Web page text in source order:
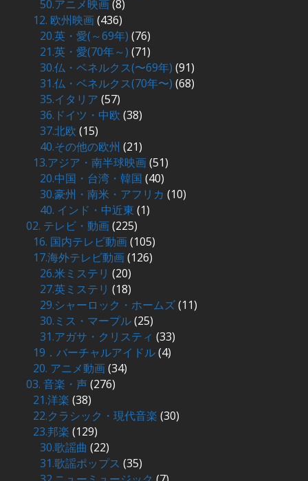
50.アニメ映画(8)
12. 欧州映画(436)
20.英・愛(～69年) (76)
21.英・愛(70年～) (71)
30.仏・ベネルクス(〜69年) (91)
31.仏・ベネルクス(70年〜) (68)
35.イタリア (57)
36.ドイツ・中欧 (38)
37.北欧 (15)
40.その他の欧州 (21)
13.アジア・南半球映画(51)
20.中国・台湾・韓国 (40)
30.豪州・南米・アフリカ (10)
40. インド・中近東 (1)
02. テレビ・動画(225)
16. 国内テレビ動画(105)
17.海外テレビ動画(126)
26.米ミステリ (20)
27.英ミステリ (18)
29.シャーロック・ホームズ(11)
30.ミス・マープル(25)
31.アガサ・クリスティ (33)
19．バーチャルアイドル(4)
20. アニメ動画(34)
03. 音楽・声(276)
21.洋楽 (38)
22.クラシック・現代音楽 (30)
23.邦楽 (129)
30.歌謡曲 (22)
31.歌謡ポップス (35)